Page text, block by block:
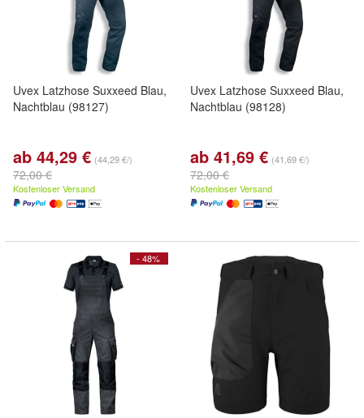
Uvex Latzhose Suxxeed Blau,
Nachtblau (98127)
ab 44,29 € (44,29 €/)
72,00 €
Kostenloser Versand
Uvex Latzhose Suxxeed Blau,
Nachtblau (98128)
ab 41,69 € (41,69 €/)
72,00 €
Kostenloser Versand
- 48%